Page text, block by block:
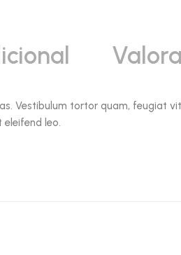
Vestibulum tortor quam, feugiat
eleifend leo.